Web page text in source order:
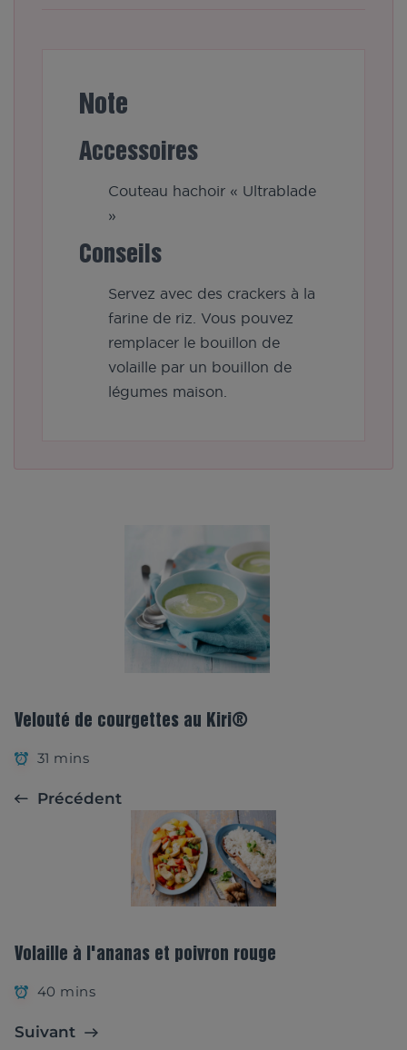
Note
Accessoires
Couteau hachoir « Ultrablade
»
Conseils
Servez avec des crackers à la
farine de riz. Vous pouvez
remplacer le bouillon de
volaille par un bouillon de
légumes maison.
Velouté de courgettes au Kiri®
31 mins
Précédent
Volaille à l'ananas et poivron rouge
40 mins
Suivant